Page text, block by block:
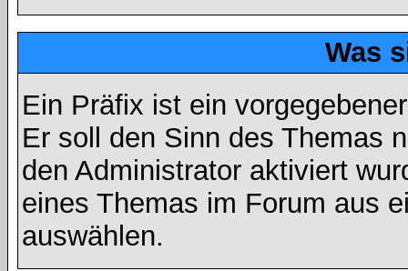
Was
Ein Präfix ist ein
Er soll den Sinn des Themas
den Administrator aktiviert
eines Themas im Forum aus
auswählen.